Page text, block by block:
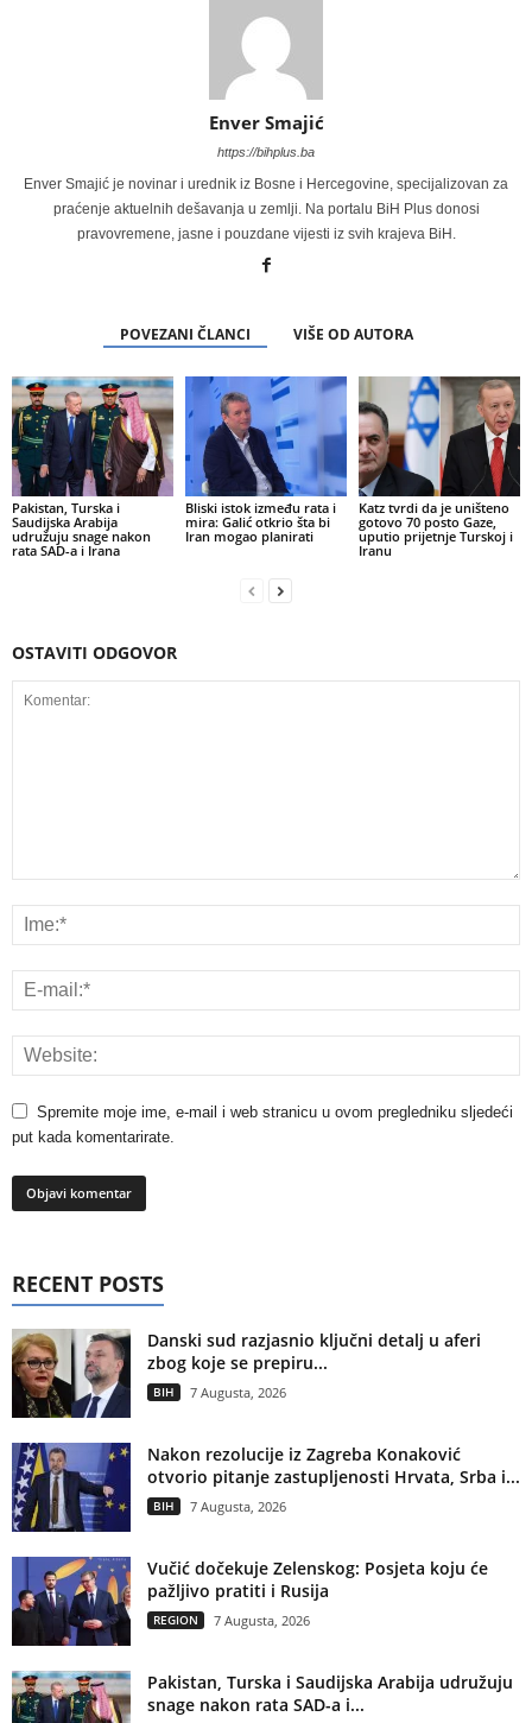
Enver Smajić
https://bihplus.ba
Enver Smajić je novinar i urednik iz Bosne i Hercegovine, specijalizovan za
praćenje aktuelnih dešavanja u zemlji. Na portalu BiH Plus donosi
pravovremene, jasne i pouzdane vijesti iz svih krajeva BiH.
POVEZANI ČLANCI VIŠE OD AUTORA
Pakistan, Turska i
Saudijska Arabija
udružuju snage nakon
rata SAD-a i Irana
Bliski istok između rata i
mira: Galić otkrio šta bi
Iran mogao planirati
Katz tvrdi da je uništeno
gotovo 70 posto Gaze,
uputio prijetnje Turskoj i
Iranu
OSTAVITI ODGOVOR
Spremite moje ime, e-mail i web stranicu u ovom pregledniku sljedeći
put kada komentarirate.
RECENT POSTS
Danski sud razjasnio ključni detalj u aferi
zbog koje se prepiru...
BIH 7 Augusta, 2026
Nakon rezolucije iz Zagreba Konaković
otvorio pitanje zastupljenosti Hrvata, Srba i...
BIH 7 Augusta, 2026
Vučić dočekuje Zelenskog: Posjeta koju će
pažljivo pratiti i Rusija
REGION 7 Augusta, 2026
Pakistan, Turska i Saudijska Arabija udružuju
snage nakon rata SAD-a i...